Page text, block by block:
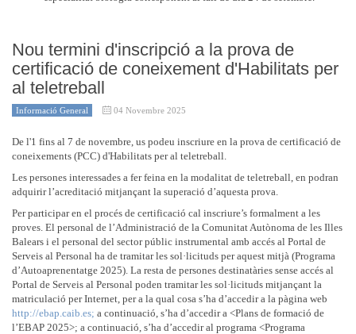
Nou termini d'inscripció a la prova de
certificació de coneixement d'Habilitats per
al teletreball
Informació General 04 Novembre 2025
De l'1 fins al 7 de novembre, us podeu inscriure en la prova de certificació de
coneixements (PCC) d'Habilitats per al teletreball.
Les persones interessades a fer feina en la modalitat de teletreball, en podran
adquirir l’acreditació mitjançant la superació d’aquesta prova.
Per participar en el procés de certificació cal inscriure’s formalment a les
proves. El personal de l’Administració de la Comunitat Autònoma de les Illes
Balears i el personal del sector públic instrumental amb accés al Portal de
Serveis al Personal ha de tramitar les sol·licituds per aquest mitjà (Programa
d’Autoaprenentatge 2025). La resta de persones destinatàries sense accés al
Portal de Serveis al Personal poden tramitar les sol·licituds mitjançant la
matriculació per Internet, per a la qual cosa s’ha d’accedir a la pàgina web
http://ebap.caib.es; a continuació, s’ha d’accedir a <Plans de formació de
l’EBAP 2025>; a continuació, s’ha d’accedir al programa <Programa